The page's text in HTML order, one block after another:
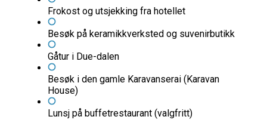
Frokost og utsjekking fra hotellet
Besøk på keramikkverksted og suvenirbutikk
Gåtur i Due-dalen
Besøk i den gamle Karavanserai (Karavan
House)
Lunsj på buffetrestaurant (valgfritt)